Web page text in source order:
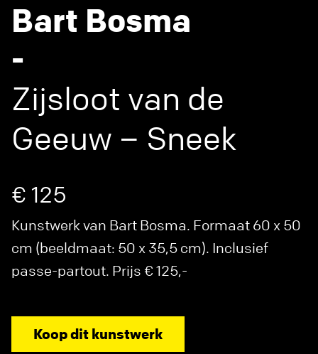
Bart Bosma
-
Zijsloot van de
Geeuw – Sneek
€ 125
Kunstwerk van Bart Bosma. Formaat 60 x 50
cm (beeldmaat: 50 x 35,5 cm). Inclusief
passe-partout. Prijs € 125,-
Koop dit kunstwerk